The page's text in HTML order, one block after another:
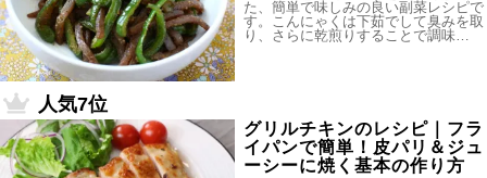
た、簡単で味しみの良い副菜レシピで
す。こんにゃくは下茹でして臭みを取
り、さらに乾煎りすることで調味…
人気7位
グリルチキンのレシピ｜フラ
イパンで簡単！皮パリ＆ジュ
ーシーに焼く基本の作り方